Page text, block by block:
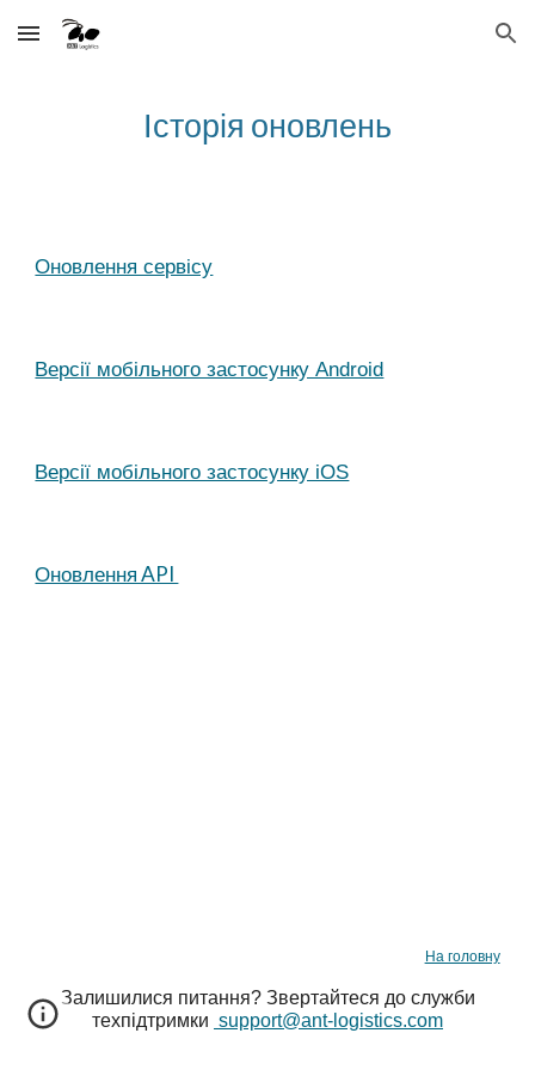
Skip to main content Skip to navigation
Історія оновлень
Оновлення сервісу
Версії мобільного застосунку Android
Версії мобільного застосунку iOS
Оновлення API
На головну
Залишилися питання? Звертайтеся до служби
техпідтримки support@ant-logistics.com